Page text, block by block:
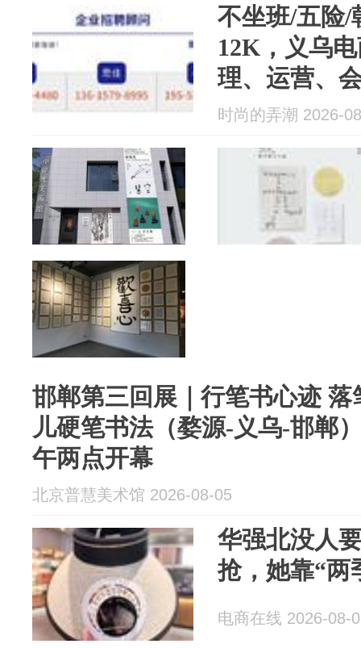
不坐班/五险/
12K，义乌
理、运营、
时尚的弄潮 2026-
邯郸第三回展｜行笔书心迹
儿硬笔书法（婺源-义乌-邯郸
午两点开幕
北京普慧美术馆 2026-08-05
华强北没人
抢，她靠“两
电商在线 2026-08-